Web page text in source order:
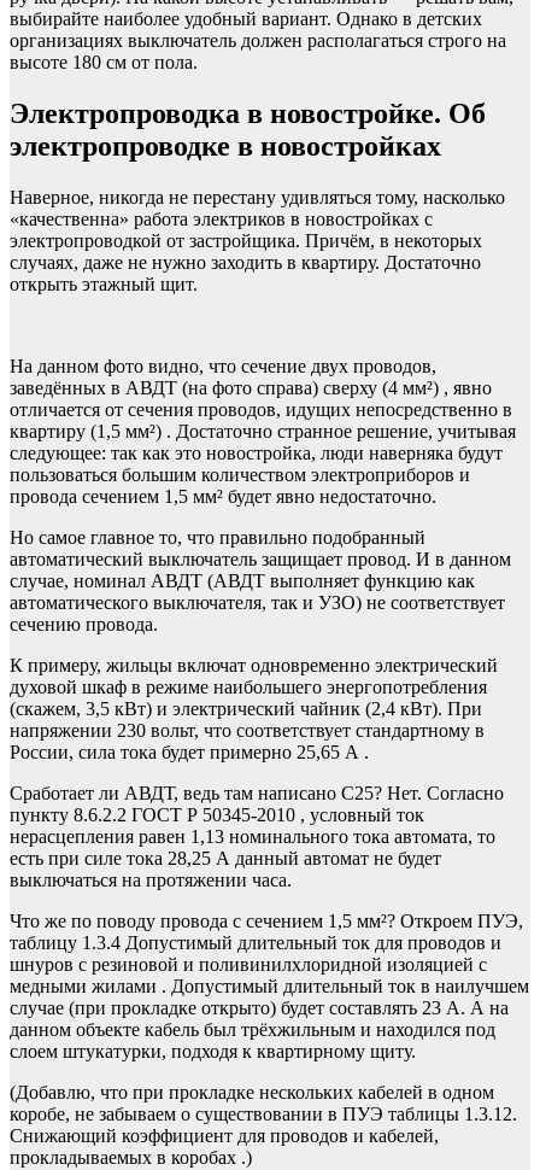
выбирайте наиболее удобный вариант. Однако в детских
организациях выключатель должен располагаться строго на
высоте 180 см от пола.
Электропроводка в новостройке. Об
электропроводке в новостройках
Наверное, никогда не перестану удивляться тому, насколько
«качественна» работа электриков в новостройках с
электропроводкой от застройщика. Причём, в некоторых
случаях, даже не нужно заходить в квартиру. Достаточно
открыть этажный щит.
На данном фото видно, что сечение двух проводов,
заведённых в АВДТ (на фото справа) сверху (4 мм²) , явно
отличается от сечения проводов, идущих непосредственно в
квартиру (1,5 мм²) . Достаточно странное решение, учитывая
следующее: так как это новостройка, люди наверняка будут
пользоваться большим количеством электроприборов и
провода сечением 1,5 мм² будет явно недостаточно.
Но самое главное то, что правильно подобранный
автоматический выключатель защищает провод. И в данном
случае, номинал АВДТ (АВДТ выполняет функцию как
автоматического выключателя, так и УЗО) не соответствует
сечению провода.
К примеру, жильцы включат одновременно электрический
духовой шкаф в режиме наибольшего энергопотребления
(скажем, 3,5 кВт) и электрический чайник (2,4 кВт). При
напряжении 230 вольт, что соответствует стандартному в
России, сила тока будет примерно 25,65 А .
Сработает ли АВДТ, ведь там написано С25? Нет. Согласно
пункту 8.6.2.2 ГОСТ Р 50345-2010 , условный ток
нерасцепления равен 1,13 номинального тока автомата, то
есть при силе тока 28,25 А данный автомат не будет
выключаться на протяжении часа.
Что же по поводу провода с сечением 1,5 мм²? Откроем ПУЭ,
таблицу 1.3.4 Допустимый длительный ток для проводов и
шнуров с резиновой и поливинилхлоридной изоляцией с
медными жилами . Допустимый длительный ток в наилучшем
случае (при прокладке открыто) будет составлять 23 А. А на
данном объекте кабель был трёхжильным и находился под
слоем штукатурки, подходя к квартирному щиту.
(Добавлю, что при прокладке нескольких кабелей в одном
коробе, не забываем о существовании в ПУЭ таблицы 1.3.12.
Снижающий коэффициент для проводов и кабелей,
прокладываемых в коробах .)